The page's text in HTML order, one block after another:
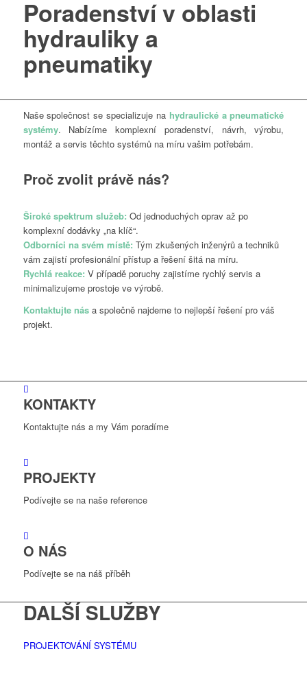
Poradenství v oblasti
hydrauliky a
pneumatiky
Naše společnost se specializuje na hydraulické a pneumatické
systémy. Nabízíme komplexní poradenství, návrh, výrobu,
montáž a servis těchto systémů na míru vašim potřebám.
Proč zvolit právě nás?
Široké spektrum služeb: Od jednoduchých oprav až po
komplexní dodávky „na klíč“.
Odborníci na svém místě: Tým zkušených inženýrů a techniků
vám zajistí profesionální přístup a řešení šitá na míru.
Rychlá reakce: V případě poruchy zajistíme rychlý servis a
minimalizujeme prostoje ve výrobě.
Kontaktujte nása společně najdeme to nejlepší řešení pro váš
projekt.
KONTAKTY
Kontaktujte nás a my Vám poradíme
PROJEKTY
Podívejte se na naše reference
O NÁS
Podívejte se na náš příběh
DALŠÍ SLUŽBY
PROJEKTOVÁNÍ SYSTÉMU